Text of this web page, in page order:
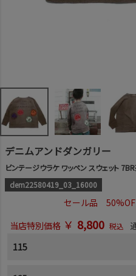
デニムアンドダンガリー
ビンテージウラケ ワッペン スウェット
dem22580419_03_16000
セール品
当店特別価格 ￥ 8,800 税込
115